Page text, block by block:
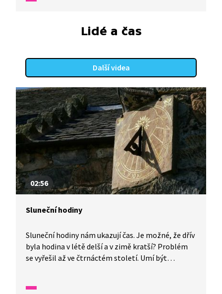
Lidé a čas
Další videa
02:56
Sluneční hodiny
Sluneční hodiny nám ukazují čas. Je možné, že dřív
byla hodina v létě delší a v zimě kratší? Problém
se vyřešil až ve čtrnáctém století. Umí být